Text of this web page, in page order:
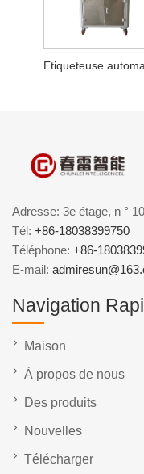
Adresse: 3e étage, n °
Tél: +86-18038399750
Téléphone: +86-
E-mail:
Navigation
Maison
À propos de nous
Des produits
Nouvelles
Télécharger